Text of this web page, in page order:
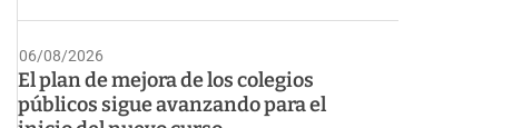
06/08/2026
El plan de mejora de los colegios
públicos sigue avanzando para el